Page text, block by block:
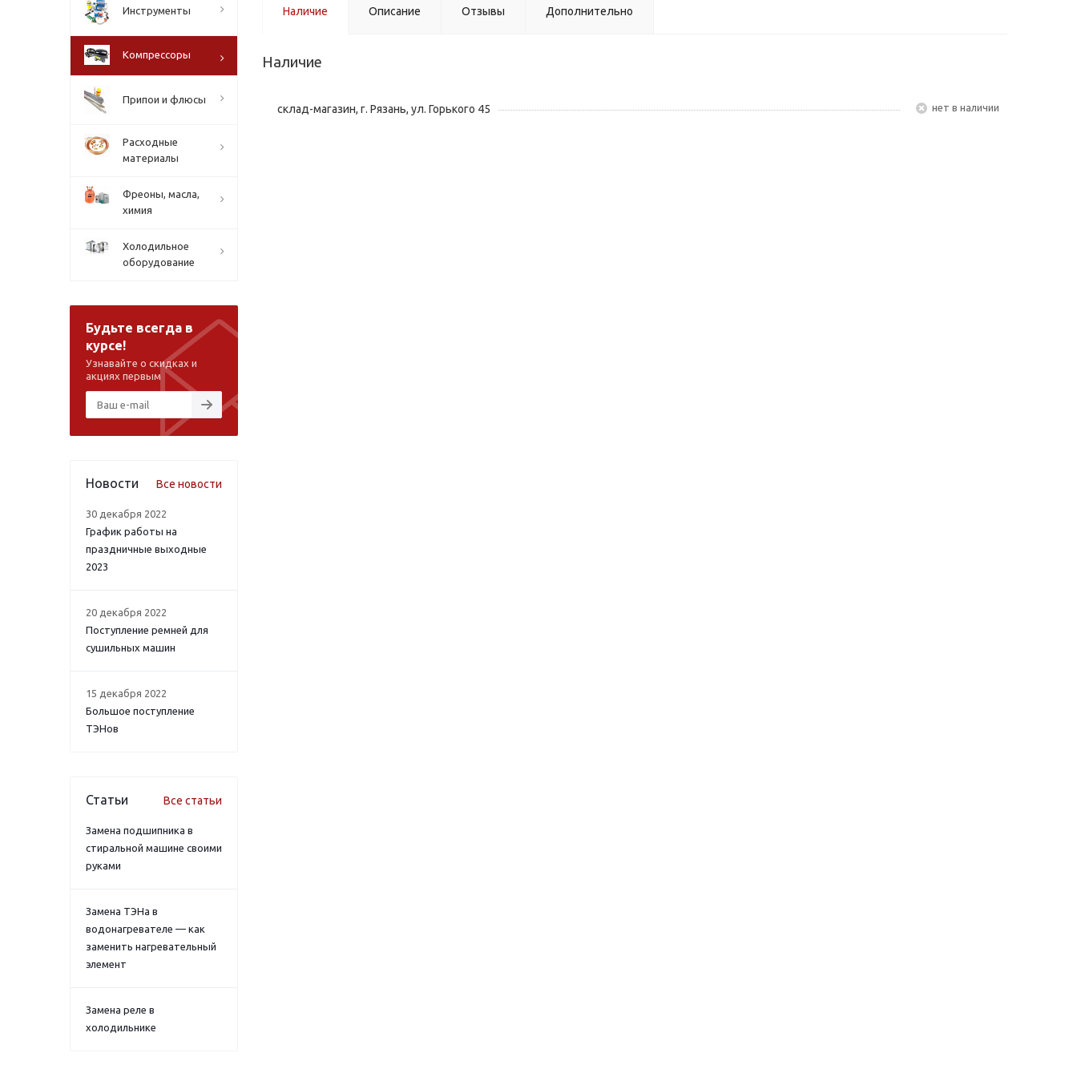
Наличие Описание Отзывы Дополнительно
Наличие
склад-магазин, г. Рязань, ул. Горького 45 Нет в наличии
Инструменты
Компрессоры
Припои и флюсы
Расходные
материалы
Фреоны, масла,
химия
Холодильное
оборудование
Будьте всегда в
курсе!
Узнавайте о скидках и
акциях первым
Новости Все новости
30 декабря 2022
График работы на
праздничные выходные
2023
20 декабря 2022
Поступление ремней для
сушильных машин
15 декабря 2022
Большое поступление
ТЭНов
Статьи Все статьи
Замена подшипника в
стиральной машине своими
руками
Замена ТЭНа в
водонагревателе — как
заменить нагревательный
элемент
Замена реле в
холодильнике